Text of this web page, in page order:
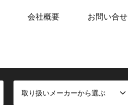
会社概要 お問い合せ
取り扱いメーカーから選ぶ